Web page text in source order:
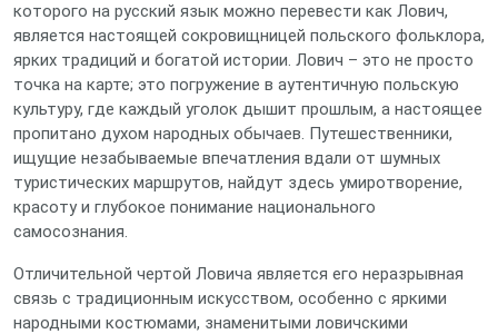
которого на русский язык можно перевести как Лович,
является настоящей сокровищницей польского фольклора,
ярких традиций и богатой истории. Лович – это не просто
точка на карте; это погружение в аутентичную польскую
культуру, где каждый уголок дышит прошлым, а настоящее
пропитано духом народных обычаев. Путешественники,
ищущие незабываемые впечатления вдали от шумных
туристических маршрутов, найдут здесь умиротворение,
красоту и глубокое понимание национального
самосознания.
Отличительной чертой Ловича является его неразрывная
связь с традиционным искусством, особенно с яркими
народными костюмами, знаменитыми ловичскими